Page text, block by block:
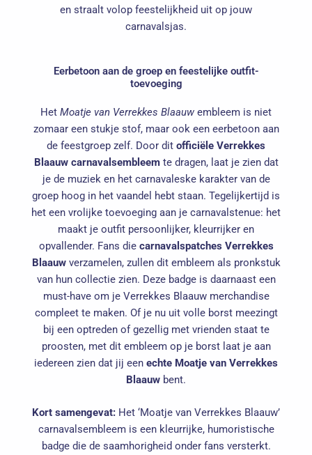
en straalt volop feestelijkheid uit op jouw
carnavalsjas.
Eerbetoon aan de groep en feestelijke outfit-
toevoeging
Het Moatje van Verrekkes Blaauw embleem is niet
zomaar een stukje stof, maar ook een eerbetoon aan
de feestgroep zelf. Door dit officiële Verrekkes
Blaauw carnavalsembleemte dragen, laat je zien dat
je de muziek en het carnavaleske karakter van de
groep hoog in het vaandel hebt staan. Tegelijkertijd is
het een vrolijke toevoeging aan je carnavalstenue: het
maakt je outfit persoonlijker, kleurrijker en
opvallender. Fans die carnavalspatches Verrekkes
Blaauwverzamelen, zullen dit embleem als pronkstuk
van hun collectie zien. Deze badge is daarnaast een
must-have om je Verrekkes Blaauw merchandise
compleet te maken. Of je nu uit volle borst meezingt
bij een optreden of gezellig met vrienden staat te
proosten, met dit embleem op je borst laat je aan
iedereen zien dat jij een echte Moatje van Verrekkes
Blaauw bent.
Kort samengevat: Het ‘Moatje van Verrekkes Blaauw’
carnavalsembleem is een kleurrijke, humoristische
badge die de saamhorigheid onder fans versterkt.